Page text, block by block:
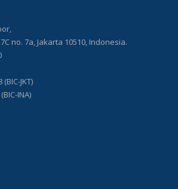
no. 7a, Jakarta 10510, Indonesia.
JKT)
INA)